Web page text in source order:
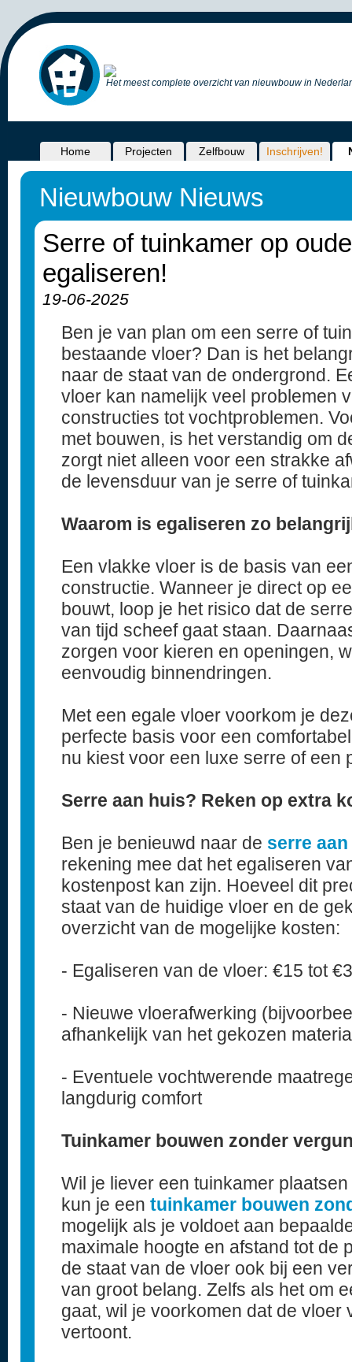
Het meest complete overzicht van nieuwbouw in
Home Projecten Zelfbouw Inschrijven!
Nieuwbouw Nieuws
Serre of tuinkamer op
egaliseren!
19-06-2025
Ben je van plan om een serre of
bestaande vloer? Dan is het
naar de staat van de ondergrond.
vloer kan namelijk veel problemen
constructies tot vochtproblemen.
met bouwen, is het verstandig om
zorgt niet alleen voor een strakke
de levensduur van je serre of
Waarom is egaliseren zo
Een vlakke vloer is de basis van
constructie. Wanneer je direct op
bouwt, loop je het risico dat de
van tijd scheef gaat staan.
zorgen voor kieren en openingen,
eenvoudig binnendringen.
Met een egale vloer voorkom je
perfecte basis voor een
nu kiest voor een luxe serre of een
Serre aan huis? Reken op extra
Ben je benieuwd naar de serre
rekening mee dat het egaliseren
kostenpost kan zijn. Hoeveel dit
staat van de huidige vloer en de
overzicht van de mogelijke kosten:
- Egaliseren van de vloer: €15 tot
- Nieuwe vloerafwerking
afhankelijk van het gekozen
- Eventuele vochtwerende
langdurig comfort
Tuinkamer bouwen zonder
Wil je liever een tuinkamer
kun je een tuinkamer bouwen
mogelijk als je voldoet aan
maximale hoogte en afstand tot de
de staat van de vloer ook bij een
van groot belang. Zelfs als het om
gaat, wil je voorkomen dat de vloer
vertoont.